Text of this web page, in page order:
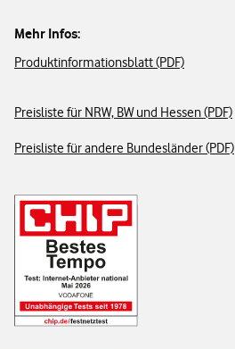
Mehr Infos:
Produktinformationsblatt (PDF)
Preisliste für NRW, BW und Hessen (PDF)
Preisliste für andere Bundesländer (PDF)